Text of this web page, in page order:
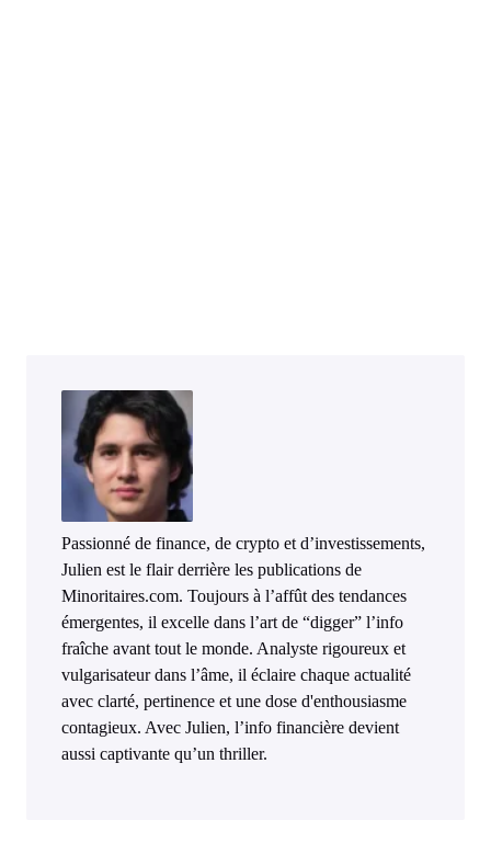
Passionné de finance, de crypto et d’investissements,
Julien est le flair derrière les publications de
Minoritaires.com. Toujours à l’affût des tendances
émergentes, il excelle dans l’art de “digger” l’info
fraîche avant tout le monde. Analyste rigoureux et
vulgarisateur dans l’âme, il éclaire chaque actualité
avec clarté, pertinence et une dose d'enthousiasme
contagieux. Avec Julien, l’info financière devient
aussi captivante qu’un thriller.